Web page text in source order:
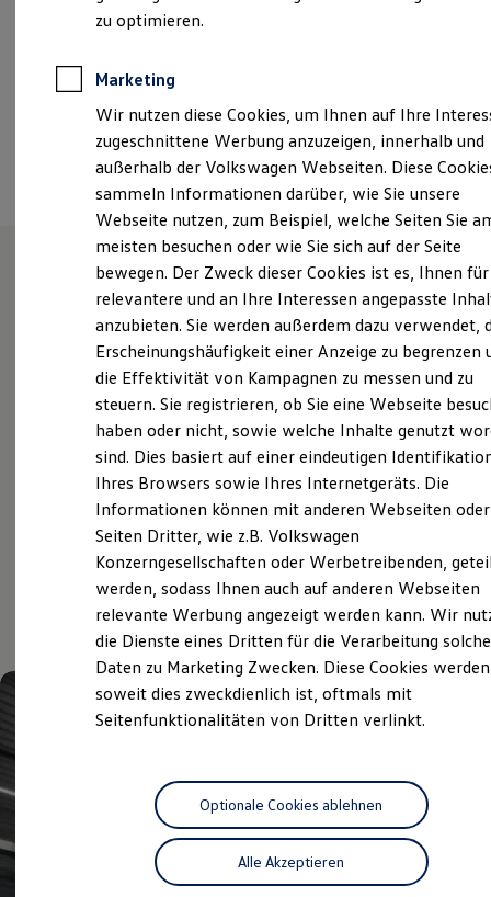
Restschuldversicherung
Wartungsverträge
Reparatur & Service
Sommer-Special
Reparatur, Pflege & Inspektion
Servicetermin anfragen
Service-Vorteile bei Volkswagen Nutzfahrzeuge
ServicePlus
Economy Service
Räder & Reifen Service
Ersatzfahrzeuge
Notdienst und Pannenhilfe
Software, Konnektivität & Apps
California App
VW Connect für Ihren Transporter/Caravelle
VW Connect für Ihren Amarok
VW Connect für andere Modelle
Fleet Interface Data
Multistop Pathfinder
Übersicht Software Updates
Digitales Bordbuch
Fahrerassistenz- und Sicherheitssysteme
Kontrollleuchten
Kurzfahrprofile und Ölverdünnung
Batterieverordnung
XTL-Dieselkraftstoff
Ersatzteile und Betriebsflüssigkeiten
Original Zubehör und Lifestyle Produkte
myVolkswagen
myVolkswagen Business
Elektrisch & Autonom
Unser Ansatz
Reichweitensimulator
Ladezeitensimulator
Ladelösungen für Privatkunden
Ladelösungen für Gewerbekunden
Wallbox und Ladekabel
Bidirektionales Laden
+49 211 402227
Termin vereinbaren
Unsere Leistungenim
Überblick
Service
Volkswagen Economy
Service
Aktuelle Highlights
und Angebote
zu optimieren.
Marketing
Wir nutzen diese Cookies, um Ihnen auf Ihre
zugeschnittene Werbung anzuzeigen, innerhalb und
außerhalb der Volkswagen Webseiten. Diese
sammeln Informationen darüber, wie Sie unsere
Webseite nutzen, zum Beispiel, welche Seiten Sie
meisten besuchen oder wie Sie sich auf der Seite
bewegen. Der Zweck dieser Cookies ist es, Ihnen für
relevantere und an Ihre Interessen angepasste
anzubieten. Sie werden außerdem dazu verwendet,
Erscheinungshäufigkeit einer Anzeige zu begrenzen
die Effektivität von Kampagnen zu messen und zu
steuern. Sie registrieren, ob Sie eine Webseite
haben oder nicht, sowie welche Inhalte genutzt
sind. Dies basiert auf einer eindeutigen
Ihres Browsers sowie Ihres Internetgeräts. Die
Informationen können mit anderen Webseiten oder
Seiten Dritter, wie z.B. Volkswagen
Konzerngesellschaften oder Werbetreibenden,
werden, sodass Ihnen auch auf anderen Webseiten
relevante Werbung angezeigt werden kann. Wir
die Dienste eines Dritten für die Verarbeitung
Daten zu Marketing Zwecken. Diese Cookies
soweit dies zweckdienlich ist, oftmals mit
Seitenfunktionalitäten von Dritten verlinkt.
Alle Akzeptieren
Optionale Cookies ablehnen